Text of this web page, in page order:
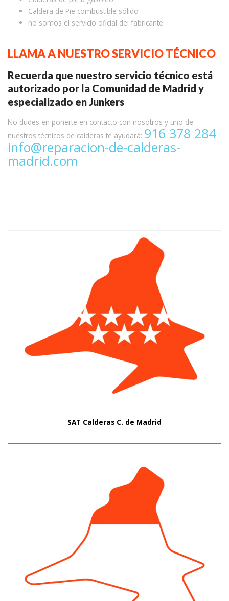
Caldera de Pie combustible sólido
no somos el servicio oficial del fabricante
LLAMA A NUESTRO SERVICIO TÉCNICO
Recuerda que nuestro servicio técnico está
autorizado por la Comunidad de Madrid y
especializado en Junkers
No dudes en ponerte en contacto con nosotros y uno de
nuestros técnicos de calderas te ayudará: 916 378 284
info@reparacion-de-calderas-
madrid.com
SAT Calderas C. de Madrid